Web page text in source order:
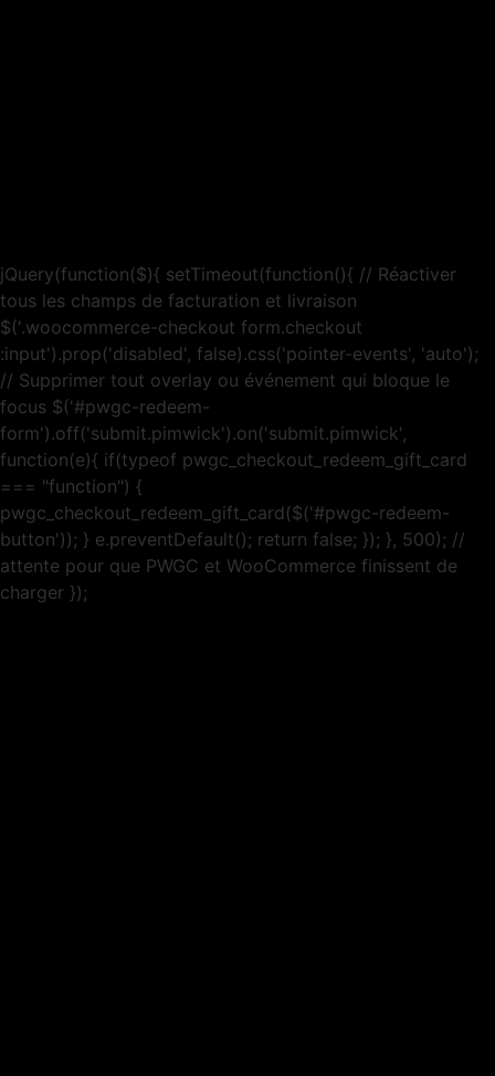
jQuery(function($){ setTimeout(function(){ // Réactiver
tous les champs de facturation et livraison
$('.woocommerce-checkout form.checkout
:input').prop('disabled', false).css('pointer-events', 'auto');
// Supprimer tout overlay ou événement qui bloque le
focus $('#pwgc-redeem-
form').off('submit.pimwick').on('submit.pimwick',
function(e){ if(typeof pwgc_checkout_redeem_gift_card
=== "function") {
pwgc_checkout_redeem_gift_card($('#pwgc-redeem-
button')); } e.preventDefault(); return false; }); }, 500); //
attente pour que PWGC et WooCommerce finissent de
charger });